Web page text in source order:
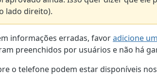
lado direito).
informações erradas, favoradicione
preenchidos por usuários e não há
o telefone podem estar disponíveis